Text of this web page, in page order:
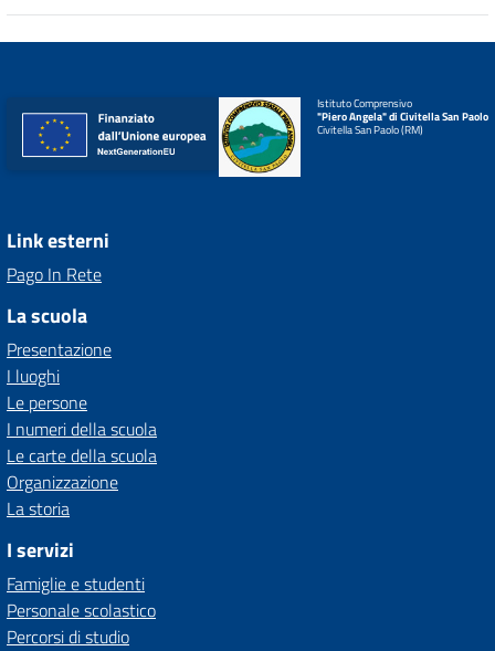
Istituto Comprensivo
"Piero Angela" di Civitella San Paolo
Civitella San Paolo (RM)
Link esterni
Pago In Rete
La scuola
Presentazione
I luoghi
Le persone
I numeri della scuola
Le carte della scuola
Organizzazione
La storia
I servizi
Famiglie e studenti
Personale scolastico
Percorsi di studio